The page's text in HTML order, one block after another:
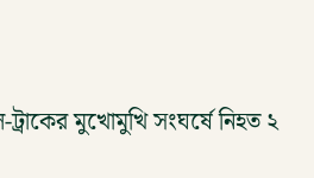
মুখোমুখি সংঘর্ষে নিহত ২